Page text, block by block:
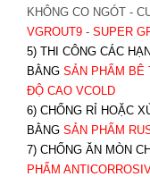
KHÔNG CO NGÓT -
VGROUT9- SUPER
5) THI CÔNG CÁC
BẰNG SẢN PHẨM BÊ
ĐỘ CAO VCOLD
6) CHỐNG RỈ HOẶC
BẰNG SẢN PHẨM
7) CHỐNG ĂN MÒN
PHẨM